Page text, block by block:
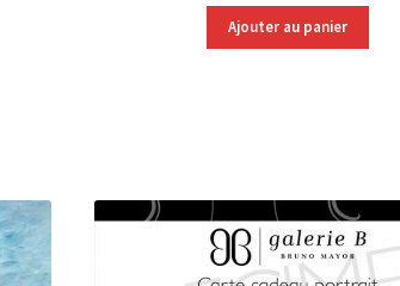
Ajouter au panier